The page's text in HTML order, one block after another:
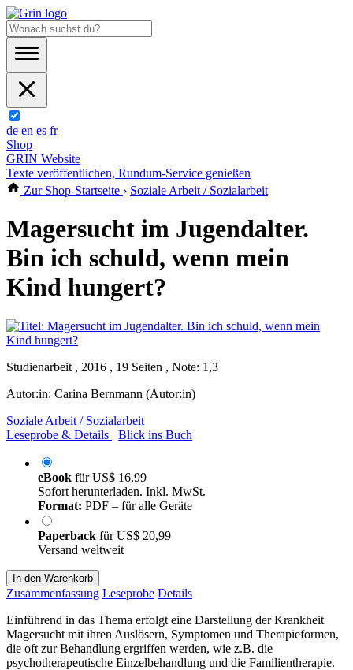
de en es fr
Shop
GRIN Website
Texte veröffentlichen, Rundum-Service genießen
Zur Shop-Startseite › Soziale Arbeit / Sozialarbeit
Magersucht im Jugendalter.
Bin ich schuld, wenn mein
Kind hungert?
Studienarbeit , 2016 , 19 Seiten , Note: 1,3
Autor:in: Carina Bernmann (Autor:in)
Soziale Arbeit / Sozialarbeit
Leseprobe & Details
Blick ins Buch
eBook fürUS$ 16,99
Sofort herunterladen. Inkl. MwSt.
Format: PDF – für alle Geräte
Paperback fürUS$ 20,99
Versand weltweit
In den Warenkorb
Zusammenfassung Leseprobe Details
Einführend in das Thema erfolgt eine Darstellung der Krankheit
Magersucht mit ihren Auslösern, Symptomen und Therapieformen,
die oft zur Behandlung ergriffen werden, wie z.B. die
psychotherapeutische Einzelbehandlung und die Familientherapie.